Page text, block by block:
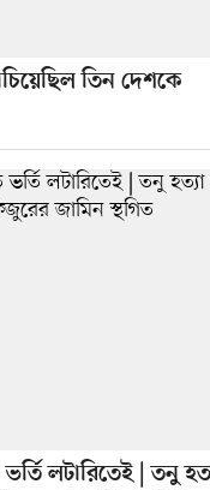
তিন দেশকে
ভর্তি লটারিতেই | তনু